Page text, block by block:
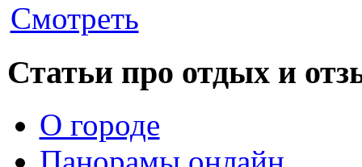
Смотреть
Статьи про отдых и
О городе